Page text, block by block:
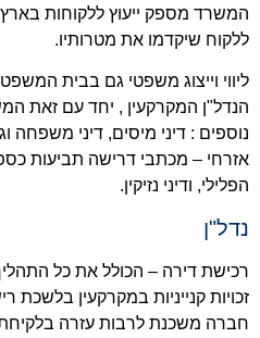
המשרד מספק ייעוץ ללקוחות
ללקוח שיקדמו את מטרותיו.
ליווי וייצוג משפטי גם בבית
הנדל"ן המקרקעין , יחד עם זאת
נוספים : דיני מיסים, דיני משפחה
אזרחי – מכתבי דרישה תביעות
הפלילי, ודיני נזיקין.
נדל"ן
רכישת דירה – הכולל את כל
זכויות קנייניות במקרקעין בלשכת
חברה משכנת לרבות עזרה